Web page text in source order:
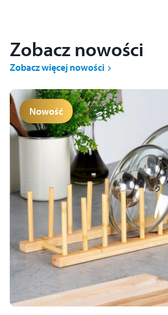
Zobacz nowości
Zobacz więcej nowości
Nowość